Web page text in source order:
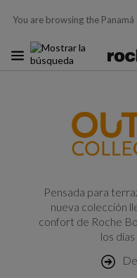
You are browsing the Panamá
Pensada para
nueva colección
confort de Roche
los